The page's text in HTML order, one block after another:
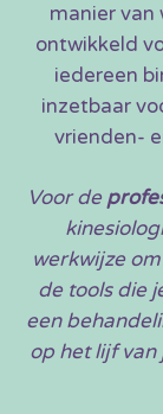
manier van
ontwikkeld
iedereen
inzetbaar
vrienden-
Voor de
werkwijze
de tools die
een
op het lijf van